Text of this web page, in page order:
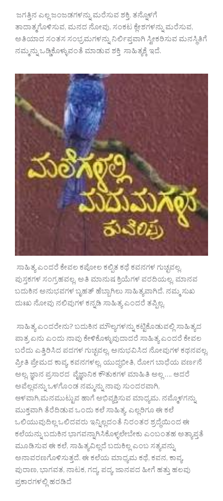
ಜಗತ್ತಿನ ಎಲ್ಲ ಜಂಜಡಗಳನ್ನು ಮರೆಸುವ ಶಕ್ತಿ, ತನ್ನೊಳಗೆ
ತಾದಾತ್ಮಗೊಳಿಸುವ, ಮನದ ನೋವು, ಸಂಕಟ ಕ್ಲೇಶಗಳನ್ನು ಮರೆಸುವ,
ಅತಿಯಾದ ಸಂತಸ ಸಂಭ್ರಮಗಳನ್ನು ನಿರ್ಲಿಪ್ತವಾಗಿ ಸ್ವೀಕರಿಸುವ ಮನಸ್ಥಿತಿಗೆ
ನಮ್ಮನ್ನು ಒಡ್ಡಿಕೊಳ್ಳುವಂತೆ ಮಾಡುವ ಶಕ್ತಿ ಸಾಹಿತ್ಯಕ್ಕೆ ಇದೆ.
ಸಾಹಿತ್ಯ ಎಂದರೆ ಕೇವಲ ಕಪೋಲ ಕಲ್ಪಿತ ಕಥೆ ಕವನಗಳ ಗುಚ್ಛವಲ್ಲ.
ಪುಸ್ತಕಗಳ ಸಂಗ್ರಹವಲ್ಲ, ಅತಿ ಮಾನುಷ ಕ್ರಿಯೆಗಳ ವರದಿಯಲ್ಲ. ಮಾನವ
ಬದುಕಿನ ಅನುಭವಗಳ ಬೃಹತ್ ಹೆಬ್ಬಾಗಿಲು ಸಾಹಿತ್ಯವಾಗಿದೆ. ನಮ್ಮ ಸುಖ
ದುಃಖ ನೋವು ನಲಿವುಗಳ ಕನ್ನಡಿ ಸಾಹಿತ್ಯ ಎಂದರೆ ತಪ್ಪಿಲ್ಲ.
ಸಾಹಿತ್ಯ ಎಂದರೇನು? ಬದುಕಿನ ಮೌಲ್ಯಗಳನ್ನು ಕಟ್ಟಿಕೊಡುವಲ್ಲಿ ಸಾಹಿತ್ಯದ
ಪಾತ್ರ ಏನು ಎಂದು ನಾವು ಕೇಳಿಕೊಳ್ಳುವುದಾದರೆ ಸಾಹಿತ್ಯ ಎಂದರೆ ಕೇವಲ
ಬರೆದು ಎತ್ತಿರಿಸಿದ ಪದಗಳ ಗುಚ್ಛವಲ್ಲ, ಅನುಭವಿಸಿದ ನೋವುಗಳ ಕಥನವಲ್ಲ,
ಪ್ರೀತಿ ಪ್ರೇಮದ ಕಾವ್ಯ, ಕವನಗಳಲ್ಲ, ಯುದ್ಧಭೀತಿ, ರೋಗ ಬಾಧೆಯ ವರ್ಣನೆ
ಅಲ್ಲ, ಜ್ಞಾನ ಪ್ರಸಾರದ ವೈಜ್ಞಾನಿಕ ಕೌತುಕಗಳ ಮಾಹಿತಿ ಅಲ್ಲ …. ಆದರೆ
ಅವೆಲ್ಲವನ್ನು ಒಳಗೊಂಡ ನಮ್ಮನ್ನು ನಾವು ಸುಂದರವಾಗಿ,
ಆಳವಾಗಿ,ಮನಮುಟ್ಟುವ ಹಾಗೆ ಅಭಿವ್ಯಕ್ತಿಸುವ ಮಾಧ್ಯಮ. ನಮ್ಮೊಳಗನ್ನು
ಮುಕ್ತವಾಗಿ ತೆರೆದಿಡುವ ಒಂದು ಕಲೆ ಸಾಹಿತ್ಯ. ಎಲ್ಲರಿಗೂ ಈ ಕಲೆ
ಒಲಿಯುವುದಿಲ್ಲ ಒಲಿದವರು ಇನ್ನಿಲ್ಲದಂತೆ ನಿರಂತರ ಶ್ರದ್ಧೆಯಿಂದ ಈ
ಕಲೆಯನ್ನು ಬದುಕಿನ ಭಾಗವನ್ನಾಗಿಸಿಕೊಳ್ಳಲೇಬೇಕು ಎಂಬಂತಹ ಅತ್ಯಾಪ್ತತೆ
ಮೂಡಿಸುವ ಈ ಕಲೆ, ಸಾಹಿತ್ಯವಿಲ್ಲದೆ ಬದುಕಿಲ್ಲ ಎಂಬ ಸತ್ಯವನ್ನು
ಅನಾವರಣಗೊಳಿಸುತ್ತದೆ. ಈ ಕಲೆಯ ಮಾಧ್ಯಮ ಕಥೆ, ಕವನ, ಕಾವ್ಯ,
ಪುರಾಣ, ಭಾಗವತ, ನಾಟಕ, ಗದ್ಯ, ಪದ್ಯ, ಜಾನಪದ ಹೀಗೆ ಹತ್ತು ಹಲವು
ಪ್ರಕಾರಗಳಲ್ಲಿ ಹರಡಿದೆ